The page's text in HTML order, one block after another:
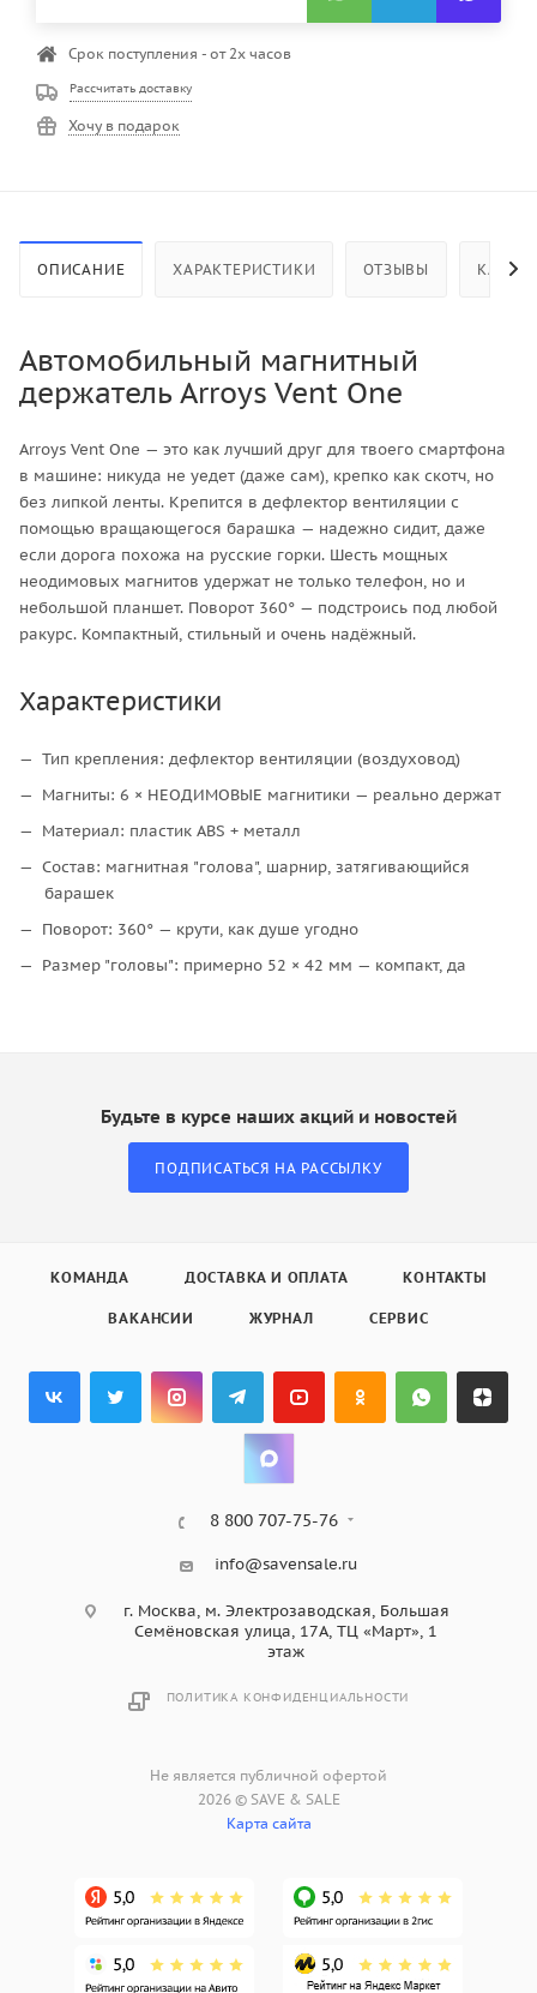
Срок поступления - от 2х часов
Рассчитать доставку
Хочу в подарок
ОПИСАНИЕ ХАРАКТЕРИСТИКИ ОТЗЫВЫ КАК
Автомобильный магнитный
держатель Arroys Vent One
Arroys Vent One — это как лучший друг для твоего смартфона
в машине: никуда не уедет (даже сам), крепко как скотч, но
без липкой ленты. Крепится в дефлектор вентиляции с
помощью вращающегося барашка — надежно сидит, даже
если дорога похожа на русские горки. Шесть мощных
неодимовых магнитов удержат не только телефон, но и
небольшой планшет. Поворот 360° — подстроись под любой
ракурс. Компактный, стильный и очень надёжный.
Характеристики
Тип крепления: дефлектор вентиляции (воздуховод)
Магниты: 6 × НЕОДИМОВЫЕ магнитики — реально держат
Материал: пластик ABS + металл
Состав: магнитная "голова", шарнир, затягивающийся
барашек
Поворот: 360° — крути, как душе угодно
Размер "головы": примерно 52 × 42 мм — компакт, да
Будьте в курсе наших акций и новостей
ПОДПИСАТЬСЯ НА РАССЫЛКУ
КОМАНДА ДОСТАВКА И ОПЛАТА КОНТАКТЫ
ВАКАНСИИ ЖУРНАЛ СЕРВИС
8 800 707-75-76
info@savensale.ru
г. Москва, м. Электрозаводская, Большая
Семёновская улица, 17А, ТЦ «Март», 1
этаж
ПОЛИТИКА КОНФИДЕНЦИАЛЬНОСТИ
Не является публичной офертой
2026 © SAVE & SALE
Карта сайта